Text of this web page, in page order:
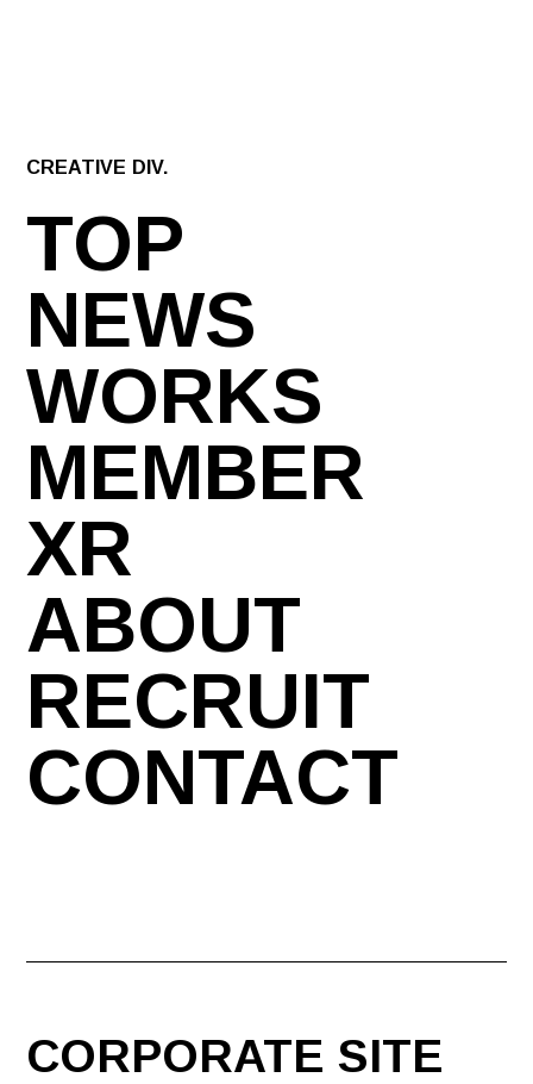
CREATIVE DIV.
TOP
NEWS
WORKS
MEMBER
XR
ABOUT
RECRUIT
CONTACT
CORPORATE SITE